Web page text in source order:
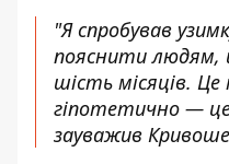
"Я спробував
пояснити людям,
шість місяців.
гіпотетично — це
зауважив